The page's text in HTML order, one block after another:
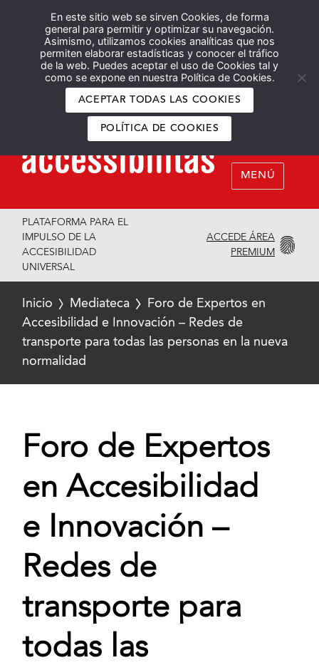
En este sitio web se sirven Cookies, de forma
general para permitir y optimizar su navegación.
Asimismo, utilizamos cookies analíticas que nos
permiten elaborar estadísticas y conocer el tráfico
de la web. Puedes aceptar el uso de Cookies tal y
como se expone en nuestra Política de Cookies.
ACEPTAR TODAS LAS COOKIES
POLÍTICA DE COOKIES
Español English
MENÚ
PLATAFORMA PARA EL
IMPULSO DE LA
ACCESIBILIDAD
UNIVERSAL
ACCEDE ÁREA
PREMIUM
Inicio Mediateca
Foro de Expertos en
Accesibilidad e Innovación – Redes de
transporte para todas las personas en la nueva
normalidad
Foro de Expertos
en Accesibilidad
e Innovación –
Redes de
transporte para
todas las